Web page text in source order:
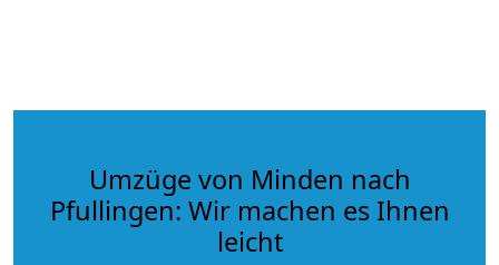
Umzüge von Minden nach
Pfullingen: Wir machen es Ihnen
leicht